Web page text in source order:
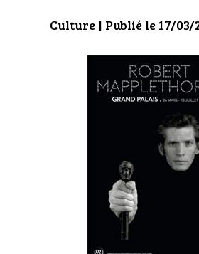
DÉFILÉS
CULTURE
HIGH
MAISON
AUTO
LIEUX
Culture| Publié le 17/03/